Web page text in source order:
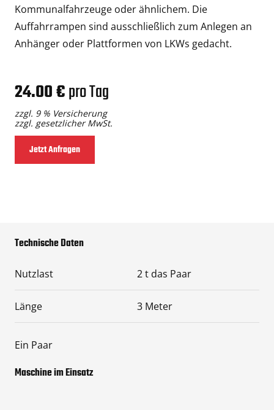
Kommunalfahrzeuge oder ähnlichem. Die
Auffahrrampen sind ausschließlich zum Anlegen an
Anhänger oder Plattformen von LKWs gedacht.
24.00 €pro Tag
zzgl. 9 % Versicherung
zzgl. gesetzlicher MwSt.
Jetzt Anfragen
Technische Daten
Nutzlast 2 t das Paar
Länge 3 Meter
Ein Paar
Maschine im Einsatz